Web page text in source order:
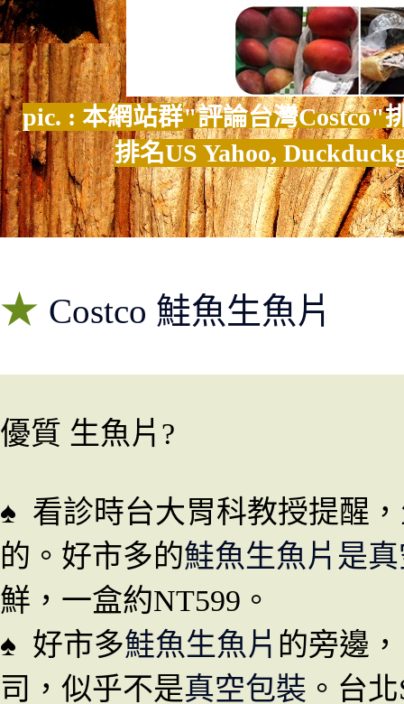
pic. : 本網站群"評論台灣Costco"
排名US Yahoo,
★ Costco 鮭魚生魚片
優質 生魚片?
♠ 看診時台大胃科教授提醒 ，
的 。好市多的鮭魚生魚片是
鮮 ，一盒約NT599 。
♠ 好市多鮭魚生魚片 的旁邊 ，
司 ，似乎不是真空包裝 。台北